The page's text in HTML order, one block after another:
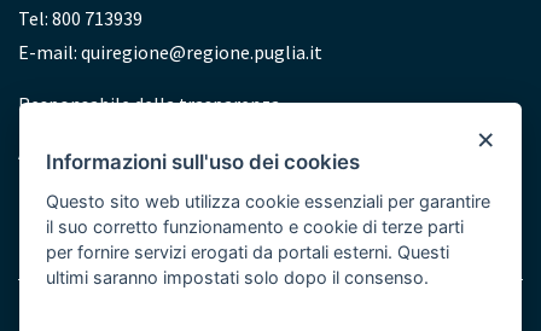
Tel: 800 713939
E-mail: quiregione@regione.puglia.it
Redazione
Responsabile della trasparenza
Accessibilità
×
Informazioni sull'uso dei cookies
Questo sito web utilizza cookie essenziali per garantire
il suo corretto funzionamento e cookie di terze parti
per fornire servizi erogati da portali esterni. Questi
ultimi saranno impostati solo dopo il consenso.